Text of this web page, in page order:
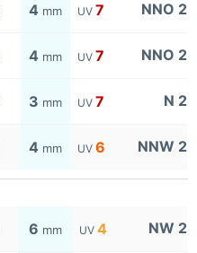
4 mm UV 7 NNO 2
4 mm UV 7 NNO 2
3 mm UV 7 N 2
4 mm UV 6 NNW 2
6 mm UV 4 NW 2